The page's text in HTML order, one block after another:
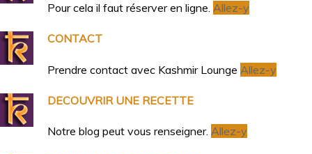
Pour cela il faut réserver en ligne. Allez-y
CONTACT
Prendre contact avec Kashmir Lounge Allez-y
DECOUVRIR UNE RECETTE
Notre blog peut vous renseigner. Allez-y